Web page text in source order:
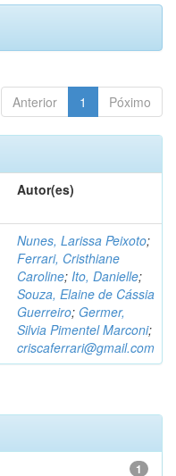
Anterior 1 Póximo
Autor(es)
Nunes, Larissa Peixoto;
Ferrari, Cristhiane
Caroline; Ito, Danielle;
Souza, Elaine de Cássia
Guerreiro; Germer,
Silvia Pimentel Marconi;
criscaferrari@gmail.com
1